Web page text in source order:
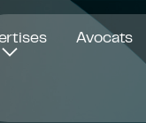
Avocats
fenêtre